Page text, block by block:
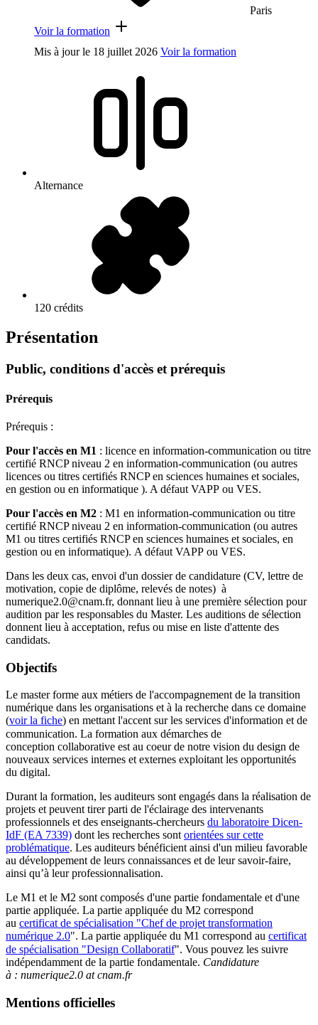
Paris
Voir la formation
Mis à jour le 18 juillet 2026 Voir la formation
Alternance
120 crédits
Présentation
Public, conditions d'accès et prérequis
Prérequis
Prérequis :
Pour l'accès en M1 : licence en information-communication ou titre
certifié RNCP niveau 2 en information-communication (ou autres
licences ou titres certifiés RNCP en sciences humaines et sociales,
en gestion ou en informatique ). A défaut VAPP ou VES.
Pour l'accès en M2 : M1 en information-communication ou titre
certifié RNCP niveau 2 en information-communication (ou autres
M1 ou titres certifiés RNCP en sciences humaines et sociales, en
gestion ou en informatique). A défaut VAPP ou VES.
Dans les deux cas, envoi d'un dossier de candidature (CV, lettre de
motivation, copie de diplôme, relevés de notes) à
numerique2.0@cnam.fr, donnant lieu à une première sélection pour
audition par les responsables du Master. Les auditions de sélection
donnent lieu à acceptation, refus ou mise en liste d'attente des
candidats.
Objectifs
Le master forme aux métiers de l'accompagnement de la transition
numérique dans les organisations et à la recherche dans ce domaine
(voir la fiche) en mettant l'accent sur les services d'information et de
communication. La formation aux démarches de
conception collaborative est au coeur de notre vision du design de
nouveaux services internes et externes exploitant les opportunités
du digital.
Durant la formation, les auditeurs sont engagés dans la réalisation de
projets et peuvent tirer parti de l'éclairage des intervenants
professionnels et des enseignants-chercheurs du laboratoire Dicen-
IdF (EA 7339) dont les recherches sont orientées sur cette
problématique. Les auditeurs bénéficient ainsi d'un milieu favorable
au développement de leurs connaissances et de leur savoir-faire,
ainsi qu’à leur professionnalisation.
Le M1 et le M2 sont composés d'une partie fondamentale et d'une
partie appliquée. La partie appliquée du M2 correspond
au certificat de spécialisation "Chef de projet transformation
numérique 2.0". La partie appliquée du M1 correspond au certificat
de spécialisation "Design Collaboratif". Vous pouvez les suivre
indépendamment de la partie fondamentale. Candidature
à : numerique2.0 at cnam.fr
Mentions officielles